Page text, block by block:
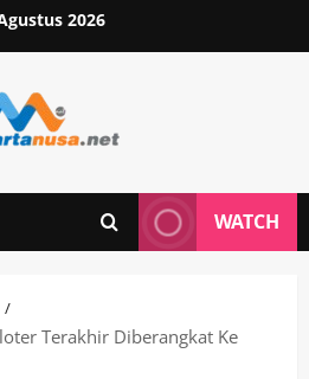
2026
WATCH
Terakhir Diberangkat Ke